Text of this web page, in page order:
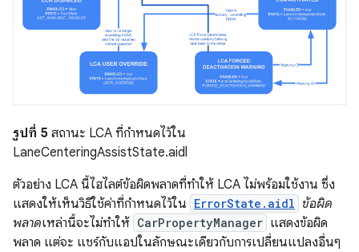
รูปที่ 5 สถานะ LCA ที่กำหนดไว้ใน
LaneCenteringAssistState.aidl
ตัวอย่าง LCA นี้ไฮไลต์ข้อผิดพลาดที่ทำให้ LCA ไม่พร้อมใช้งาน ซึ่ง
แสดงให้เห็นวิธีใช้ค่าที่กำหนดไว้ใน ErrorState.aidl ข้อผิด
พลาดเหล่านี้จะไม่ทำให้ CarPropertyManager แสดงข้อผิด
พลาด แต่จะ แชร์กับแอปในลักษณะเดียวกับการเปลี่ยนแปลงอื่นๆ